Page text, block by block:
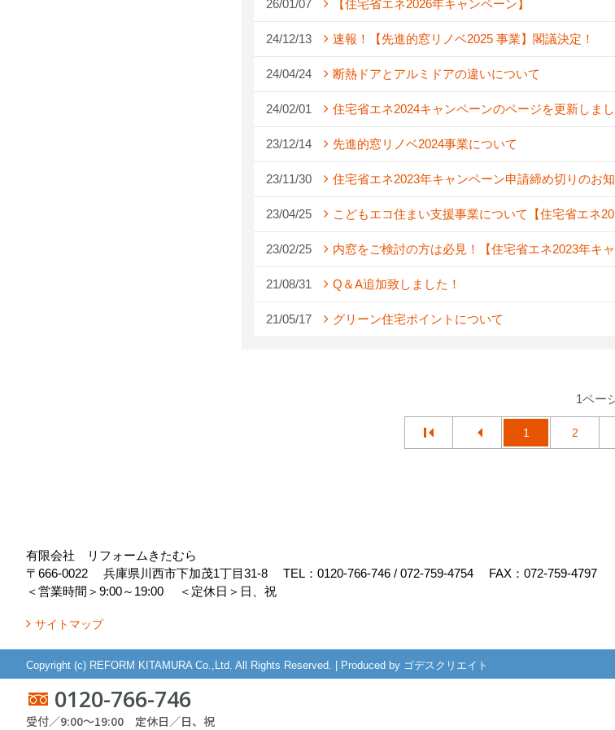
26/01/07 【住宅省エネ2026年キャンペーン】
24/12/13 速報！【先進的窓リノベ2025 事業】閣議決定！
24/04/24 断熱ドアとアルミドアの違いについて
24/02/01 住宅省エネ2024キャンペーンのページを更新しまし
23/12/14 先進的窓リノベ2024事業について
23/11/30 住宅省エネ2023年キャンペーン申請締め切りの
23/04/25 こどもエコ住まい支援事業について【住宅省エネ
23/02/25 内窓をご検討の方は必見！【住宅省エネ2023年キ
21/08/31 Q＆A追加致しました！
21/05/17 グリーン住宅ポイントについて
1ペー
1 2
有限会社 リフォームきたむら
〒666-0022
兵庫県川西市下加茂1丁目31-8 TEL： 0120-766-746 / 072-759-4754
FAX：072-759-4797
＜営業時間＞9:00～19:00
＜定休日＞日、祝
サイトマップ
Copyright (c) REFORM KITAMURA Co.,Ltd. All Rights Reserved. | Produced by ゴデスクリエイト
0120-766-746
受付／9:00～19:00 定休日／日、祝